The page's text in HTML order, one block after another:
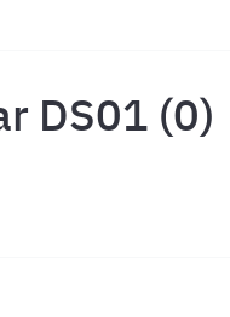
DS01 (0)